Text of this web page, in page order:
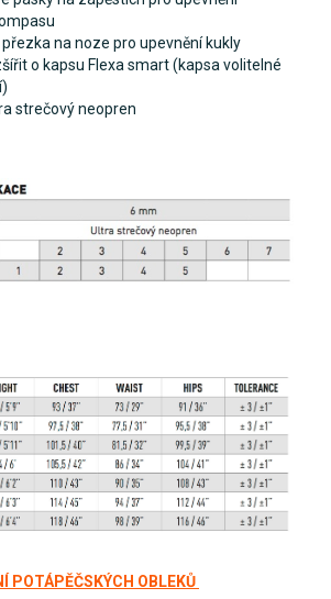
na noze pro upevnění kukly
o kapsu Flexa smart (kapsa volitelné
strečový neopren
POTÁPĚČSKÝCH OBLEKŮ